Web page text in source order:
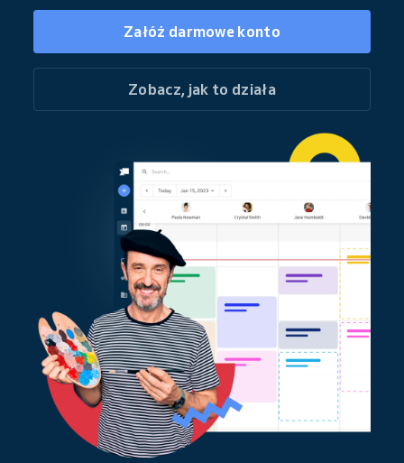
Załóż darmowe konto
Zobacz, jak to działa